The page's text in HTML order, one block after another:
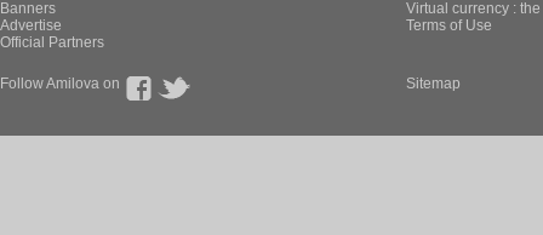
Banners
Advertise
Official Partners
Virtual currency :
Terms of Use
Follow Amilova on Sitemap